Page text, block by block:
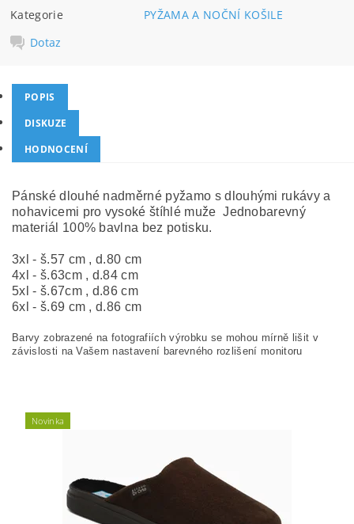
Kategorie
PYŽAMA A NOČNÍ KOŠILE
Dotaz
POPIS
DISKUZE
HODNOCENÍ
Pánské dlouhé nadměrné pyžamo s dlouhými rukávy a
nohavicemi pro vysoké štíhlé muže Jednobarevný
materiál 100% bavlna bez potisku.
3xl - š.57 cm , d.80 cm
4xl - š.63cm , d.84 cm
5xl - š.67cm , d.86 cm
6xl - š.69 cm , d.86 cm
Barvy zobrazené na fotografiích výrobku se mohou mírně lišit v
závislosti na Vašem nastavení barevného rozlišení monitoru
Novinka